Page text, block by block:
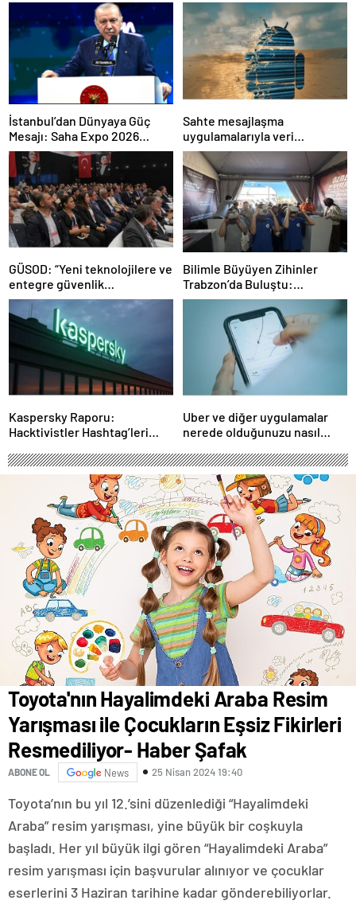
İstanbul’dan Dünyaya Güç
Mesajı: Saha Expo 2026
Rekorlarla Kapılarını Kapattı
Sahte mesajlaşma
uygulamalarıyla veri
sızdırıyorlar- Haber Şafak
GÜSOD: “Yeni teknolojilere ve
entegre güvenlik
sistemlerine önem artacak”-
Haber Şafak
Bilimle Büyüyen Zihinler
Trabzon’da Buluştu:
STEAMFEST’te Bilim Rüzgârı
Esti!- Haber Şafak
Kaspersky Raporu:
Hacktivistler Hashtag’leri
Kullanıyor, 2025’te
Saldırılarda DDoS Öne
Çıkıyor- Haber Şafak
Uber ve diğer uygulamalar
nerede olduğunuzu nasıl
Toyota'nın Hayalimdeki Araba Resim
Yarışması ile Çocukların Eşsiz Fikirleri
Resmediliyor- Haber Şafak
ABONE OL News 25 Nisan 2024 19:40
Toyota’nın bu yıl 12.’sini düzenlediği “Hayalimdeki
Araba” resim yarışması, yine büyük bir coşkuyla
başladı. Her yıl büyük ilgi gören “Hayalimdeki Araba”
resim yarışması için başvurular alınıyor ve çocuklar
eserlerini 3 Haziran tarihine kadar gönderebiliyorlar.